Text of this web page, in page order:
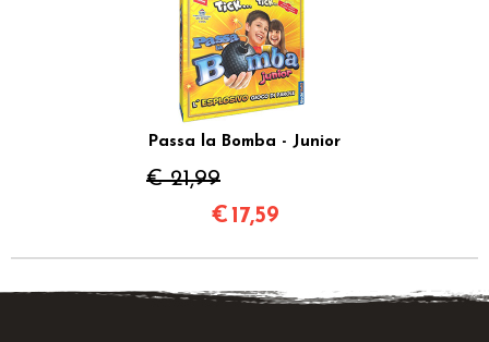
Passa la Bomba - Junior
€ 21,99
€ 17,59